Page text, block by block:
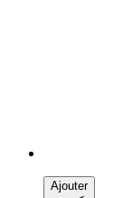
Ajouter